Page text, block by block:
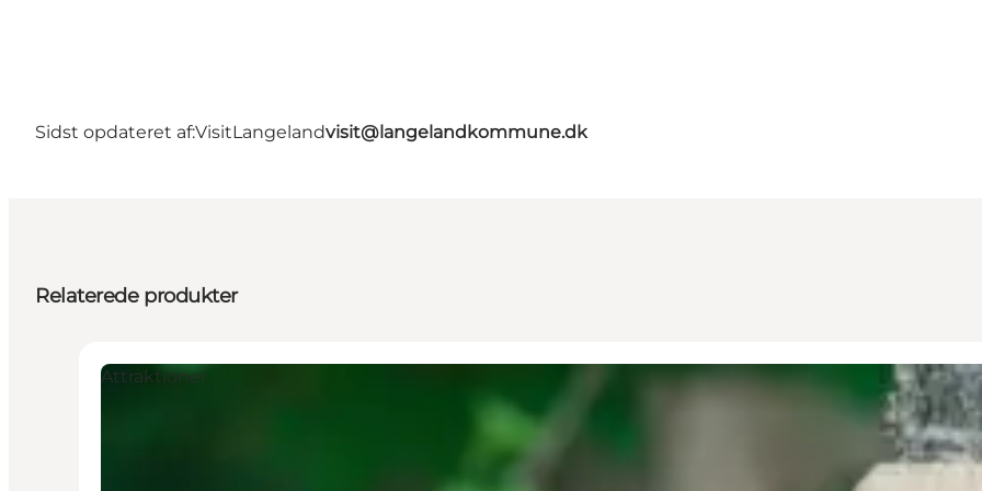
Sidst opdateret af:VisitLangelandvisit@langelandkommune.dk
Relaterede produkter
Attraktioner